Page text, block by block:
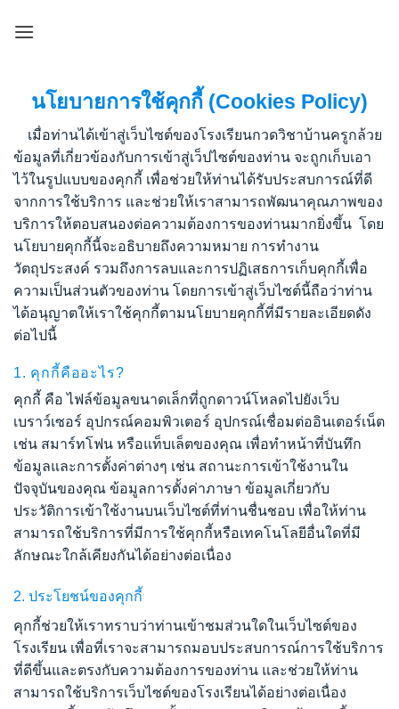
​​​​​​​​​​​​​นโยบายการใช้คุกกี้ (Cookies Policy)​​
เมื่อท่านได้เข้าสู่เว็บไซต์ของโรงเรียนกวดวิชาบ้านครูกล้วย
ข้อมูลที่เกี่ยวข้องกับการเข้าสู่เว็ปไซต์ของท่าน จะถูกเก็บเอา
ไว้ในรูปแบบของคุกกี้ เพื่อช่วยให้ท่านได้รับประสบการณ์ที่ดี
จากการใช้บริการ และช่วยให้เราสามารถพัฒนาคุณภาพของ
บริการให้ตอบสนองต่อความต้องการของท่านมากยิ่งขึ้น โดย
นโยบายคุกกี้นี้จะอธิบายถึงความหมาย การทำงาน
วัตถุประสงค์ รวมถึงการลบและการปฏิเสธการเก็บคุกกี้เพื่อ
ความเป็นส่วนตัวของท่าน โดยการเข้าสู่เว็บไซต์นี้ถือว่าท่าน
ได้อนุญาตให้เราใช้คุกกี้ตามนโยบายคุกกี้ที่มีรายละเอียดดัง
ต่อไปนี้
1. คุกกี้คืออะไร?
คุกกี้ คือ ไฟล์ข้อมูลขนาดเล็กที่ถูกดาวน์โหลดไปยังเว็บ
เบราว์เซอร์ อุปกรณ์คอมพิวเตอร์ อุปกรณ์เชื่อมต่ออินเตอร์เน็ต
เช่น สมาร์ทโฟน หรือแท็บเล็ตของคุณ เพื่อทำหน้าที่บันทึก
ข้อมูลและการตั้งค่าต่างๆ เช่น สถานะการเข้าใช้งานใน
ปัจจุบันของคุณ ข้อมูลการตั้งค่าภาษา ข้อมูลเกี่ยวกับ
ประวัติการเข้าใช้งานบนเว็บไซต์ที่ท่านชื่นชอบ เพื่อให้ท่าน
สามารถใช้บริการที่มีการใช้คุกกี้หรือเทคโนโลยีอื่นใดที่มี
ลักษณะใกล้เคียงกันได้อย่างต่อเนื่อง
2. ประโยชน์ของคุกกี้
คุกกี้ช่วยให้เราทราบว่าท่านเข้าชมส่วนใดในเว็บไซต์ของ
โรงเรียน เพื่อที่เราจะสามารถมอบประสบการณ์การใช้บริการ
ที่ดีขึ้นและตรงกับความต้องการของท่าน และช่วยให้ท่าน
สามารถใช้บริการเว็บไซต์ของโรงเรียนได้อย่างต่อเนื่อง